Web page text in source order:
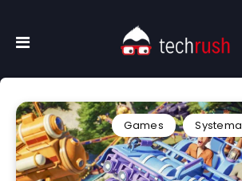
Games